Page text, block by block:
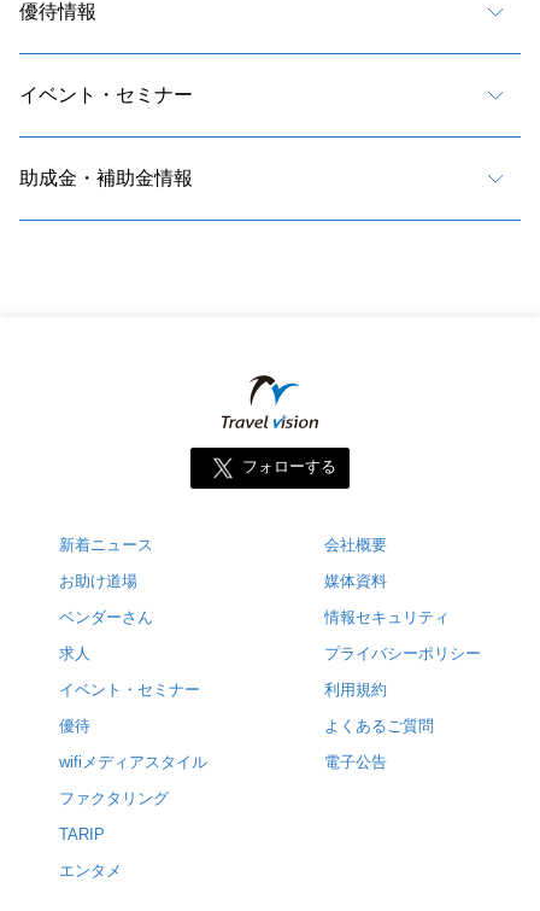
優待情報
イベント・セミナー
助成金・補助金情報
フォローする
新着ニュース
お助け道場
ベンダーさん
求人
イベント・セミナー
優待
wifiメディアスタイル
ファクタリング
TARIP
エンタメ
会社概要
媒体資料
情報セキュリティ
プライバシーポリシー
利用規約
よくあるご質問
電子公告